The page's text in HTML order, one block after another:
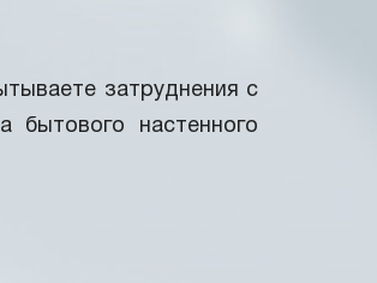
затруднения с
настенного